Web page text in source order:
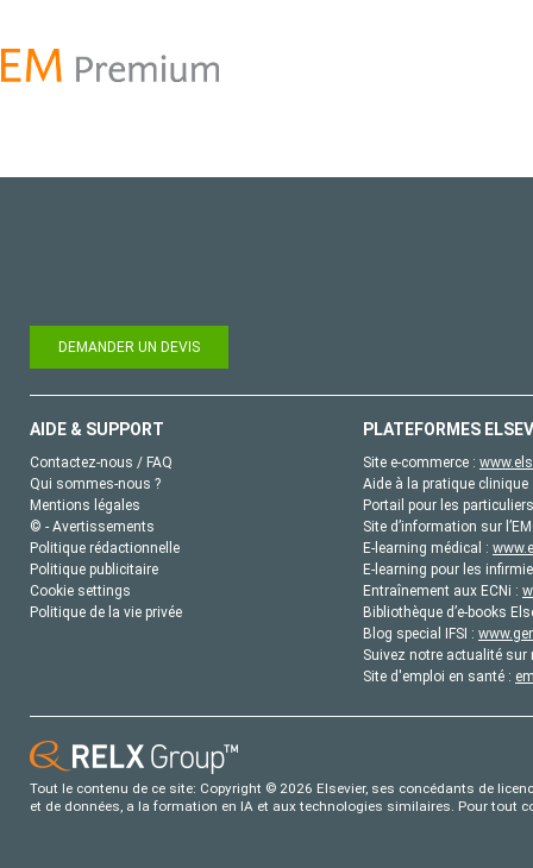
DEMANDER UN DEVIS
AIDE & SUPPORT
Contactez-nous / FAQ
Qui sommes-nous ?
Mentions légales
© - Avertissements
Politique rédactionnelle
Politique publicitaire
Cookie settings
Politique de la vie privée
PLATEFORMES
Site e-commerce :
Aide à la pratique
Portail pour les
Site d’information sur
E-learning médical :
E-learning pour les
Entraînement aux ECNi :
Bibliothèque d’e-books
Blog special IFSI :
Suivez notre actualité sur
Site d'emploi en santé :
Tout le contenu de ce site: Copyright © 2026 Elsevier, ses concédants de
et de données, a la formation en IA et aux technologies similaires. Pour tout